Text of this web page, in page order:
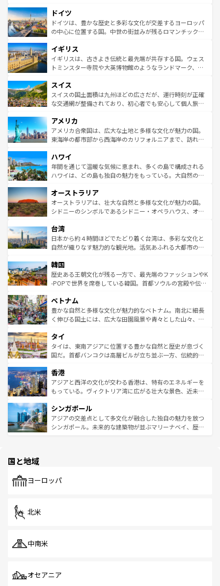
せる。地方によって風土や気候が異なるスペインはその個
性で訪れる人を魅了する。 なお、新着のスペイン情報は コ
ンテンツ一覧を参照してほしい。
で、幅広い魅力が詰まっている。華麗な宮殿、歴史的な大
聖堂、美しいビーチ、そして豊かな自然が、訪れる者を心
から魅了する。また、フランスは美食の国としても知ら
いる。シャンパンの発祥地であるランス、プロヴァンスの
香り高いラベンダー畑など、多彩な楽しみ方が可能だ。さ
らに、パリ以外の地域にも魅力が溢れており、どの街角に
れる地方に足を運ぶとそれぞれで全く異なる文化を体験で
きるだろう。 なお、新着のフランス情報はコンテンツ一覧
を参照してほしい。
ドイツ
ドイツは、豊かな歴史と多彩な文化が交差するヨーロッパ
の中心に位置する国。中世の街並みが残るロマンチック街
顔を持つこの国は、どこを歩いても飽きることがない。ベ
ルリンの文化的活気、バイエルン州のアルプスの絶景、そ
してライン川沿いのワイン畑といった風景は必見。ビール
は、お酒好きな人にはぜひ体験してほしい。 なお、新着の
ドイツ情報はコンテンツ一覧を参照してほしい。
イギリス
イギリスは、古きよき伝統と最先端が共存する国。ウェス
トミンスター寺院や大英博物館のようなランドマーク、歴
リアごとに異なる魅力がある。また、優雅なアフタヌーン
ティー、ビール好きにはたまらない英国パブ、サッカー観
戦など、本場だからこそできる体験も豊富。イギリスを旅
ンツ一覧を参照してほしい。
スイス
スイスの国土面積は九州ほどの広さだが、運行時刻が正確
な交通網が整備されており、初心者でも安心して個人旅行
の建物がそのまま残る町や、スイスならではのユニークな
博物館もあり、アルプス観光だけでなく町歩きも満喫する
ことができる。国民の所得が高いため物価も高いが、旅行
ば市内交通費無料で観光を楽しむこともできる。 なお、新
着のスイス情報はコンテンツ一覧 を参照してほしい。
アメリカ
アメリカ合衆国は、広大な土地と多様な文化が魅力の国。
東海岸の都市部から西海岸のカリフォルニアまで、訪れる
のような巨大都市は、観光、ショッピング、エンターテイ
ンメントが詰まった刺激的なスポットだ。一方、アメリカ
西部には大自然が広がり、グランドキャニオンやイエロー
部のニューオーリンズでは、音楽と美食が融合した独特の
文化が魅力。旅行者はアメリカの各地域で異なる魅力を楽
しみながら、その多様性と豊かな歴史を感じることができ
ならではの贅沢な旅のスタイルだ。 なお、新着のアメリカ
情報はコンテンツ一覧を参照してほしい。
ハワイ
年間を通じて温暖な気候に恵まれ、多くの島で構成される
ハワイは、どの島も独自の魅力をもっている。大自然の神
ワイ島は見逃せない。また、定番の観光地といえばオアフ
島だが、静かな自然を求めるならマウイ島やカウアイ島が
おすすめ。エメラルドグリーンに輝く海をはじめ、豊かな
れるおもてなしの心で訪れる人々を迎えてくれるハワイの
人々、おいしいローカルフードやハワイアンミュージッ
ク、伝統的なフラダンスなど、すべてがハワイの魅力を彩
ワイを、存分に味わってほしい。 なお、新着のハワイ情報
はコンテンツ一覧を参照してほしい。
オーストラリア
オーストラリアは、壮大な自然と多様な文化が魅力の国。
シドニーのシンボルであるシドニー・オペラハウス、オー
リアリーフや大陸中央部にそびえるウルル（エアーズロッ
ク）、タスマニアの美しい原生林やケアンズの熱帯雨林な
ど、見どころがたくさん。また、カフェやワイン、オージ
いる。アクティビティも充実しており、サーフィンやダイ
ビング、ハイキングなど、アウトドア好きにはたまらな
い。オーストラリアの多彩な魅力を存分に味わいつくそ
参照してほしい。
台湾
日本から約４時間ほどでたどり着く台湾は、多彩な文化と
自然が織りなす魅力的な観光地。活気あふれる大都市の台
ン）、静ひつな山岳地帯である台湾東部など、都市の喧騒
と山間の静けさが共存しており、訪れる人に新しい発見と
驚きをもたらしてくれる。また、奥深い台湾の食文化も魅
容にもいいと評判のスイーツなど、バラエティ豊かな料理
が味わえる。 なお、新着の台湾情報は コンテンツ一覧を参
照してほしい。
韓国
歴史ある王朝文化が残る一方で、最先端のファッションやK
-POPで世界を席巻している韓国。首都ソウルの宮殿や伝統
き、地方に足を延ばせば四季折々の自然美を楽しむことが
できる。そして、キムチや焼肉、絶品のストリートフード
まで、さまざまな韓国料理が待っている。夜には、韓国な
リティに包まれながら、韓国の多彩な魅力を心ゆくまで味
わってみてほしい。 なお、新着の韓国情報はコンテンツ一
覧を参照してほしい。
ベトナム
豊かな自然と多様な文化が魅力的なベトナム。南北に細長
く伸びる国土には、広大な田園風景や青々とした山々、世
急速な発展と共に伝統が息づく。ハノイの古い町並みやホ
ーチミン市のフランス統治時代の建物も、独特の雰囲気を
醸し出している。また、バラエティの豊かさとおいしさで
とつ。フォーやバインミー、ベトナムコーヒーなどは、ぜ
ひ現地で味わいたい。どの地域を訪れてもあたたかい人々
が旅行者を迎えてくれるので、きっと忘れられない旅にな
参照してほしい。
タイ
タイは、東南アジアに位置する豊かな自然と歴史が息づく
国だ。首都バンコクは高層ビルが立ち並ぶ一方、伝統的な
の活気が交差している。北部ではチェンマイなどの山岳地
帯で自然と触れ合い、南部ではプーケットやクラビの美し
いビーチでリゾート気分を楽しむことができる。タイ料理
激する。気候は一年中温暖で、どの季節にも異なる楽しみ
が待っている。親しみやすいタイの人々、仏教を中心とし
た文化、そして多様な観光資源が、訪れる旅人を魅了し続
香港
アジアと西洋の文化が交わる香港は、特有のエネルギーを
もっている。ヴィクトリア湾に広がる壮大な景色、近未来
み、どこを訪れても感動するはず。観光スポットが密集し
ており、効率よく見どころを回れるのも魅力。息をのむよ
うな絶景から文化的な体験まで、香港を存分に楽しみ尽く
シンガポール
アジアの交差点として多文化が融合した独自の魅力を放つ
シンガポール。未来的な建築物が並ぶマリーナベイ、歴史
で、ホーカーズは地元の風情を楽しめる外せないスポット
国と地域
ヨーロッパ
北米
中南米
オセアニア